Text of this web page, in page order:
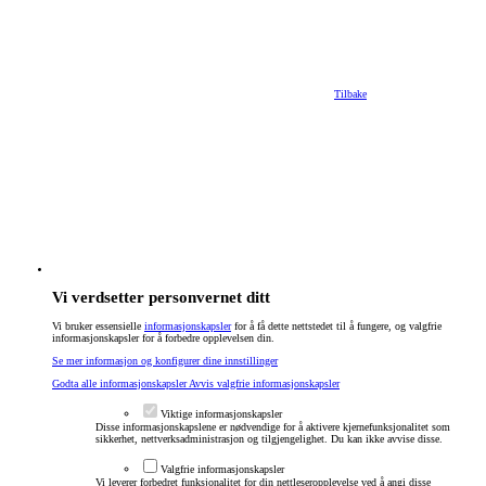
Tilbake
Vi verdsetter personvernet ditt
Vi bruker essensielle informasjonskapslerfor å få dette nettstedet til å fungere, og valgfrie
informasjonskapsler for å forbedre opplevelsen din.
Se mer informasjon og konfigurer dine innstillinger
Godta alle informasjonskapslerAvvis valgfrie informasjonskapsler
Viktige informasjonskapsler
Disse informasjonskapslene er nødvendige for å aktivere kjernefunksjonalitet som
sikkerhet, nettverksadministrasjon og tilgjengelighet. Du kan ikke avvise disse.
Valgfrie informasjonskapsler
Vi leverer forbedret funksjonalitet for din nettleseropplevelse ved å angi disse